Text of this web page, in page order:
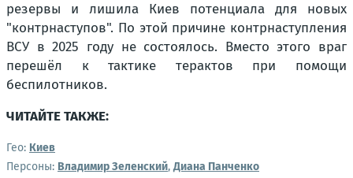
резервы и лишила Киев потенциала для новых
"контрнаступов". По этой причине контрнаступления
ВСУ в 2025 году не состоялось. Вместо этого враг
перешёл к тактике терактов при помощи
беспилотников.
ЧИТАЙТЕ ТАКЖЕ:
Гео: Киев
Персоны: Владимир Зеленский,Диана Панченко